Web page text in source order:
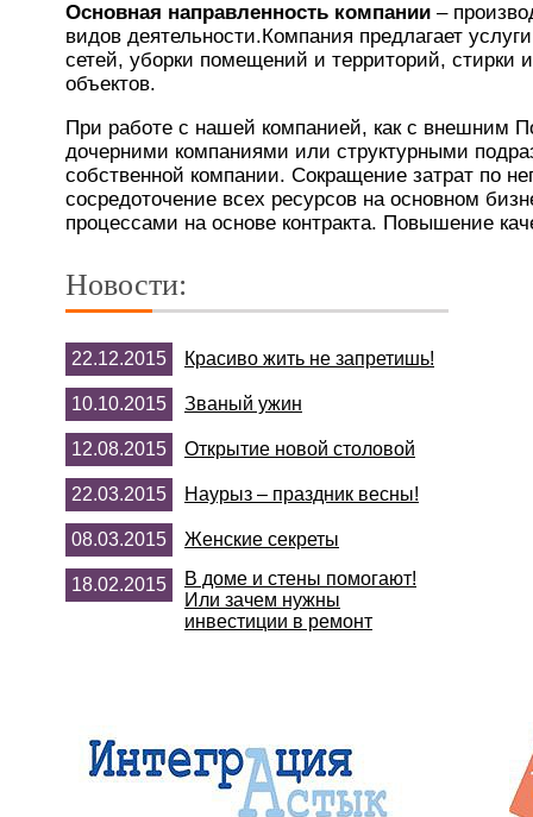
Основная направленность компании –
видов деятельности.Компания предлагает
сетей, уборки помещений и территорий,
объектов.
При работе с нашей компанией, как с внешним
дочерними компаниями или структурными
собственной компании. Сокращение затрат по
сосредоточение всех ресурсов на основном
процессами на основе контракта. Повышение
Новости:
22.12.2015 Красиво жить не запретишь!
10.10.2015 Званый ужин
12.08.2015 Открытие новой столовой
22.03.2015 Наурыз – праздник весны!
08.03.2015 Женские секреты
18.02.2015
В доме и стены помогают!
Или зачем нужны
инвестиции в ремонт